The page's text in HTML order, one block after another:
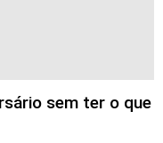
sem ter o que